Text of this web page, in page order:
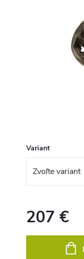
Variant
207 €